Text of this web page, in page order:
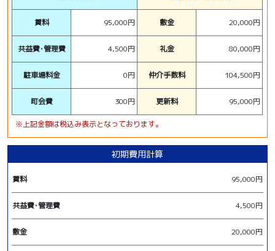
賃料 95,000円
共益費･管理費 4,500円
駐車場料金 0円
町会費 300円
敷金 20,000円
礼金 80,000円
仲介手数料 104,500円
更新料 95,000円
※上記金額は税込み表示となっております。
初期費用計算
賃料 95,000円
共益費･管理費 4,500円
敷金 20,000円